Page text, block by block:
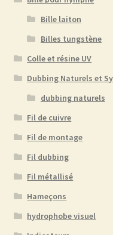
Bille laiton
Billes tungstène
Colle et résine UV
Dubbing Naturels et
dubbing naturels
Fil de cuivre
Fil de montage
Fil dubbing
Fil métallisé
Hameçons
hydrophobe visuel